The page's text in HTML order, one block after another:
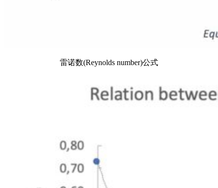
雷诺数(Reynolds number)公式